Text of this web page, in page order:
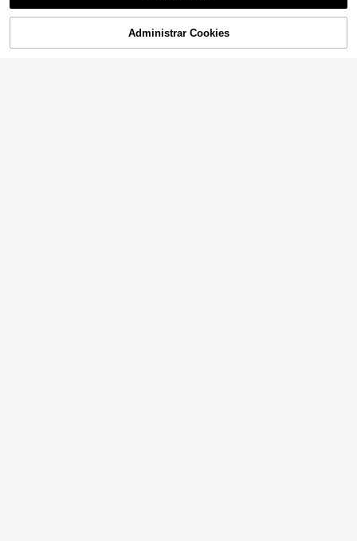
¡46% DE DESCUENTO! AÑADIR A LA BOLSA
Administrar Cookies